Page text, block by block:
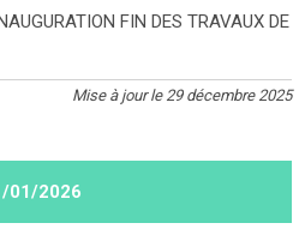
FIN DES TRAVAUX DE
Mise à jour le 29 décembre 2025
01/2026